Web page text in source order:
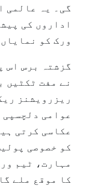
گی۔ یہ عالمی
اداروں کی
ورک کو
ریزرویشنز
عوامی
عکاسی کرتی
کو خصوصی
مہارت، ٹیم
کا موقع ملے